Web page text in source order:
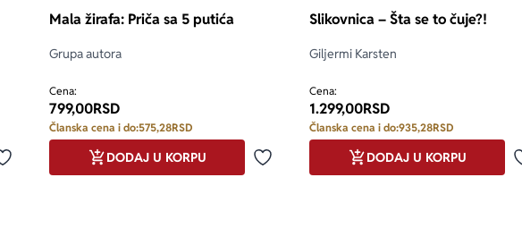
Dodaj u omiljene
Mala žirafa: Priča sa 5 putića
Grupa autora
Cena:
799,00RSD
Članska cena i do:575,28RSD
Dodaj u omiljene
DODAJ U KORPU
Slikovnica – Šta se to čuje?!
Giljermi Karsten
Cena:
1.299,00RSD
Članska cena i do:935,28RSD
DODAJ U KORPU